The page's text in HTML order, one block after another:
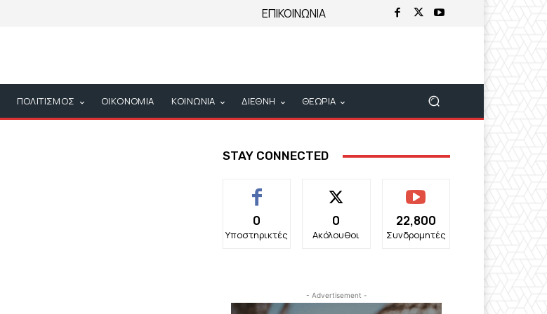
ΕΠΙΚΟΙΝΩΝΙΑ
ΠΟΛΙΤΙΣΜΟΣ ΟΙΚΟΝΟΜΙΑ ΚΟΙΝΩΝΙΑ ΔΙΕΘΝΗ ΘΕΩΡΙΑ
STAY CONNECTED
0
Υποστηρικτές
0
Ακόλουθοι
22,800
Συνδρομητές
- Advertisement -